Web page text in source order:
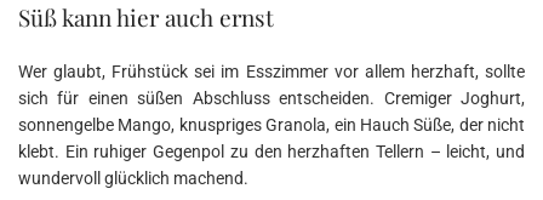
Süß kann hier auch ernst
Wer glaubt, Frühstück sei im Esszimmer vor allem herzhaft, sollte
sich für einen süßen Abschluss entscheiden. Cremiger Joghurt,
sonnengelbe Mango, knuspriges Granola, ein Hauch Süße, der nicht
klebt. Ein ruhiger Gegenpol zu den herzhaften Tellern – leicht, und
wundervoll glücklich machend.